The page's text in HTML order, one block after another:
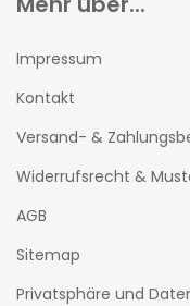
Impressum
Kontakt
Versand- &
Widerrufsrecht &
AGB
Sitemap
Privatsphäre und